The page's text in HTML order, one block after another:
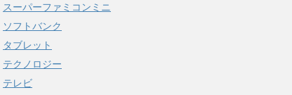
スーパーファミコンミニ
ソフトバンク
タブレット
テクノロジー
テレビ